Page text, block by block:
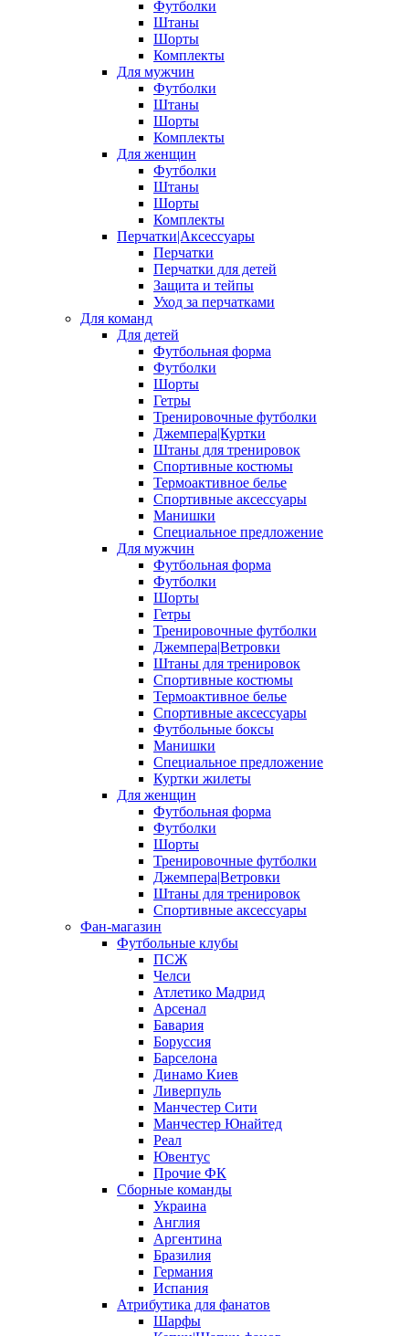
Футболки
Штаны
Шорты
Комплекты
Для мужчин
Футболки
Штаны
Шорты
Комплекты
Для женщин
Футболки
Штаны
Шорты
Комплекты
Перчатки|Аксессуары
Перчатки
Перчатки для детей
Защита и тейпы
Уход за перчатками
Для команд
Для детей
Футбольная форма
Футболки
Шорты
Гетры
Тренировочные футболки
Джемпера|Куртки
Штаны для тренировок
Спортивные костюмы
Термоактивное белье
Спортивные аксессуары
Манишки
Специальное предложение
Для мужчин
Футбольная форма
Футболки
Шорты
Гетры
Тренировочные футболки
Джемпера|Ветровки
Штаны для тренировок
Спортивные костюмы
Термоактивное белье
Спортивные аксессуары
Футбольные боксы
Манишки
Специальное предложение
Куртки жилеты
Для женщин
Футбольная форма
Футболки
Шорты
Тренировочные футболки
Джемпера|Ветровки
Штаны для тренировок
Спортивные аксессуары
Фан-магазин
Футбольные клубы
ПСЖ
Челси
Атлетико Мадрид
Арсенал
Бавария
Боруссия
Барселона
Динамо Киев
Ливерпуль
Манчестер Сити
Манчестер Юнайтед
Реал
Ювентус
Прочие ФК
Сборные команды
Украина
Англия
Аргентина
Бразилия
Германия
Испания
Атрибутика для фанатов
Шарфы